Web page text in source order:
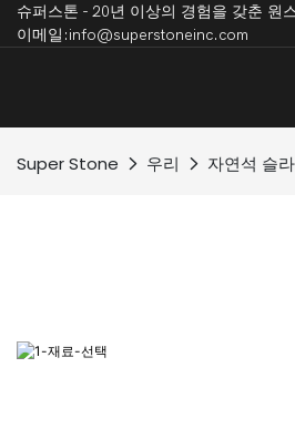
슈퍼스톤 - 20년 이상의 경험을 갖
이메일:info@superstoneinc.com
Super Stone 우리 자연석 슬